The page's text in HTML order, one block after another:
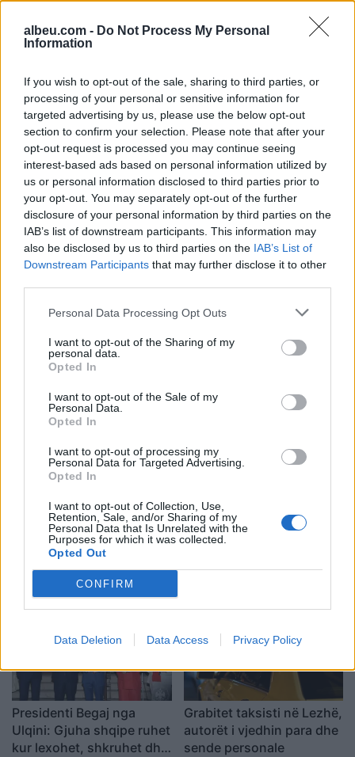
albeu.com - Do Not Process My Personal
Information
If you wish to opt-out of the sale, sharing to third parties, or
processing of your personal or sensitive information for
targeted advertising by us, please use the below opt-out
section to confirm your selection. Please note that after your
opt-out request is processed you may continue seeing
interest-based ads based on personal information utilized by
us or personal information disclosed to third parties prior to
your opt-out. You may separately opt-out of the further
disclosure of your personal information by third parties on the
IAB’s list of downstream participants. This information may
also be disclosed by us to third parties on the IAB’s List of
Downstream Participants that may further disclose it to other
Personal Data Processing Opt Outs
I want to opt-out of the Sharing of my
personal data.
Opted In
I want to opt-out of the Sale of my
Personal Data.
Opted In
I want to opt-out of processing my
Personal Data for Targeted Advertising.
Opted In
I want to opt-out of Collection, Use,
Retention, Sale, and/or Sharing of my
Personal Data that Is Unrelated with the
Purposes for which it was collected.
Opted Out
CONFIRM
Data Deletion Data Access Privacy Policy
Shtuarmë24.04.2025 17:58
Tags:
gaza , izrael
Mateo poston foto,
komenti i Brikenës merr
Reforma Territoriale, PD
kundër draftit të
“Shqipëria me miq dhe
familje”, Richard Grenell
zgjedh Vlorën për të
kaluar pushimet verore
I dha lamtumirën
Kroacisë, Zlatko Daliç
bëhet një nga trajnerët më
Presidenti Begaj nga
Ulqini: Gjuha shqipe ruhet
kur lexohet, shkruhet dhe
Grabitet taksisti në Lezhë,
autorët i vjedhin para dhe
sende personale